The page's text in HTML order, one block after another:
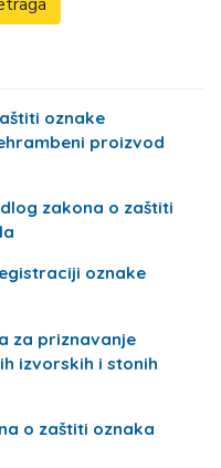
oznake
proizvod
zakona o zaštiti
oznake
za priznavanje
izvorskih i stonih
o zaštiti oznaka